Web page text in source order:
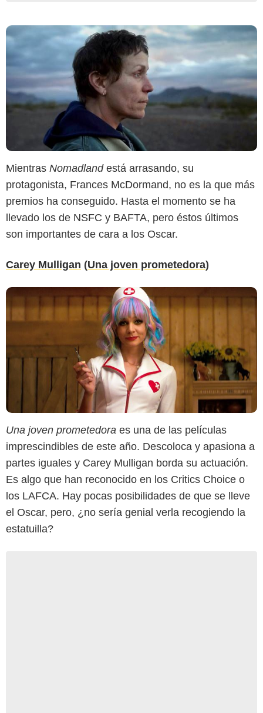
Mientras Nomadlandestá arrasando, su
protagonista, Frances McDormand, no es la que más
premios ha conseguido. Hasta el momento se ha
llevado los de NSFC y BAFTA, pero éstos últimos
son importantes de cara a los Oscar.
Carey Mulligan (Una joven prometedora)
Una joven prometedora es una de las películas
imprescindibles de este año. Descoloca y apasiona a
partes iguales y Carey Mulligan borda su actuación.
Es algo que han reconocido en los Critics Choice o
los LAFCA. Hay pocas posibilidades de que se lleve
el Oscar, pero, ¿no sería genial verla recogiendo la
estatuilla?